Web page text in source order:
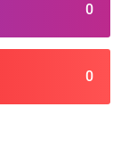
0
0